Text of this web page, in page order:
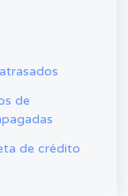
de
de crédito